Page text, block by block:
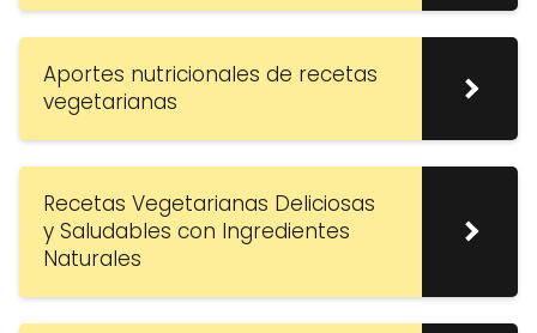
Aportes nutricionales de recetas
vegetarianas
Recetas Vegetarianas Deliciosas
y Saludables con Ingredientes
Naturales